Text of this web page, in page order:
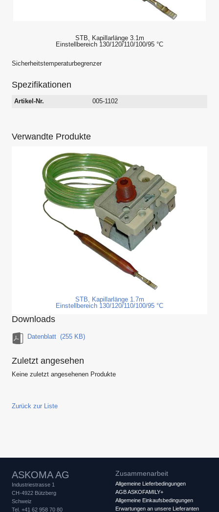
STB, Kapillarlänge 3.1m
Einstellbereich 130/120/110/100/95 °C
Sicherheitstemperaturbegrenzer
Spezifikationen
Artikel-Nr. 005-1102
Verwandte Produkte
STB, Kapillarlänge 1.7m
Einstellbereich 130/120/110/100/95 °C
Downloads
Datenblatt (255 KB)
Zuletzt angesehen
Keine zuletzt angesehenen Produkte
Zurück zur Liste
ASKOMA AG
Industriestrasse 1
CH-4922 Bützberg
Schweiz
Tel. +41 62 958 70 80
Zusammenarbeit
Allgemeine Lieferbedingungen
AGB ASKOFAMILY+
Allgemeine Einkaufsbedingungen
Erwartungen an unsere Lieferanten